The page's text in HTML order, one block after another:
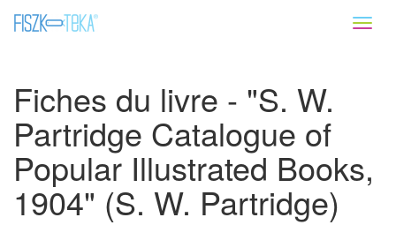
Fiches du livre - "S. W.
Partridge Catalogue of
Popular Illustrated Books,
1904" (S. W. Partridge)